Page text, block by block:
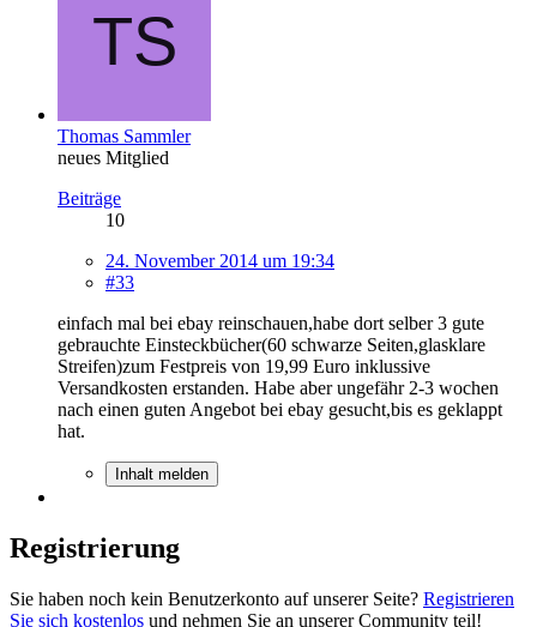
Thomas Sammler
neues Mitglied
Beiträge
10
24. November 2014 um 19:34
#33
einfach mal bei ebay reinschauen,habe dort selber 3 gute
gebrauchte Einsteckbücher(60 schwarze Seiten,glasklare
Streifen)zum Festpreis von 19,99 Euro inklussive
Versandkosten erstanden. Habe aber ungefähr 2-3 wochen
nach einen guten Angebot bei ebay gesucht,bis es geklappt
hat.
Inhalt melden
Registrierung
Sie haben noch kein Benutzerkonto auf unserer Seite? Registrieren
Sie sich kostenlos und nehmen Sie an unserer Community teil!